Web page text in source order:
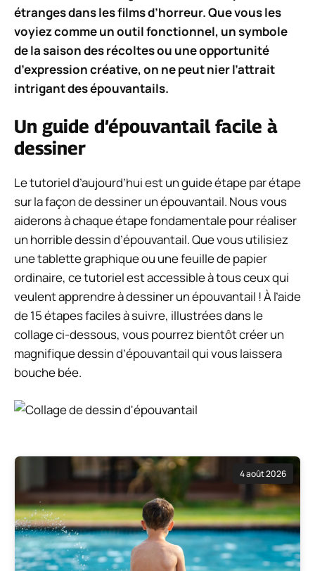
étranges dans les films d’horreur. Que vous les
voyiez comme un outil fonctionnel, un symbole
de la saison des récoltes ou une opportunité
d’expression créative, on ne peut nier l’attrait
intrigant des épouvantails.
Un guide d’épouvantail facile à
dessiner
Le tutoriel d’aujourd’hui est un guide étape par étape
sur la façon de dessiner un épouvantail. Nous vous
aiderons à chaque étape fondamentale pour réaliser
un horrible dessin d’épouvantail. Que vous utilisiez
une tablette graphique ou une feuille de papier
ordinaire, ce tutoriel est accessible à tous ceux qui
veulent apprendre à dessiner un épouvantail ! À l’aide
de 15 étapes faciles à suivre, illustrées dans le
collage ci-dessous, vous pourrez bientôt créer un
magnifique dessin d’épouvantail qui vous laissera
bouche bée.
4 août 2026